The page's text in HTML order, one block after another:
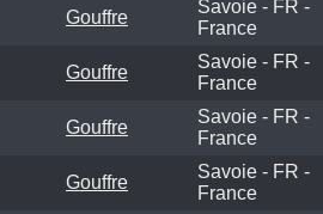
Gouffre
Savoie - FR -
France
Gouffre
Savoie - FR -
France
Gouffre
Savoie - FR -
France
Gouffre
Savoie - FR -
France